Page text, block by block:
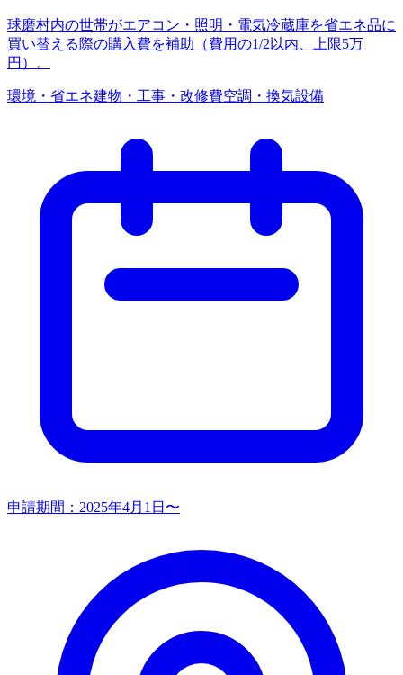
球磨村内の世帯がエアコン・照明・電気冷蔵庫を省エネ品に
買い替える際の購入費を補助（費用の1/2以内、上限5万
円）。
環境・省エネ建物・工事・改修費空調・換気設備
申請期間： 2025年4月1日〜